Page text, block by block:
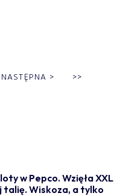
NASTĘPNA > >>
w Pepco. Wzięła XXL
talię. Wiskoza, a tylko